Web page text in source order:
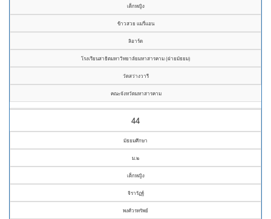
เด็กหญิง
ข้าวสวย แมรี่แอน
ลิอาร์ด
โรงเรียนสาธิตมหาวิทยาลัยมหาสารคาม (ฝ่ายมัธยม)
วัดสว่างวารี
คณะจังหวัดมหาสารคาม
44
มัธยมศึกษา
ม.๒
เด็กหญิง
จิรารัฏฐ์
พงศ์วรทรัพย์